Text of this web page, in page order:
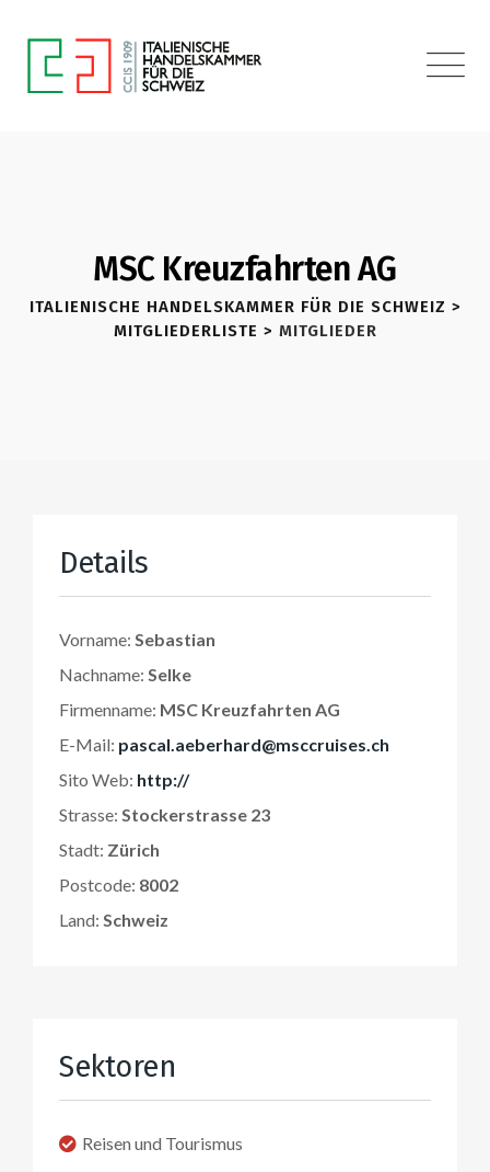
MSC Kreuzfahrten AG
ITALIENISCHE HANDELSKAMMER FÜR DIE SCHWEIZ >
MITGLIEDERLISTE > MITGLIEDER
Details
Vorname: Sebastian
Nachname: Selke
Firmenname: MSC Kreuzfahrten AG
E-Mail: pascal.aeberhard@msccruises.ch
Sito Web: http://
Strasse: Stockerstrasse 23
Stadt: Zürich
Postcode: 8002
Land: Schweiz
Sektoren
Reisen und Tourismus